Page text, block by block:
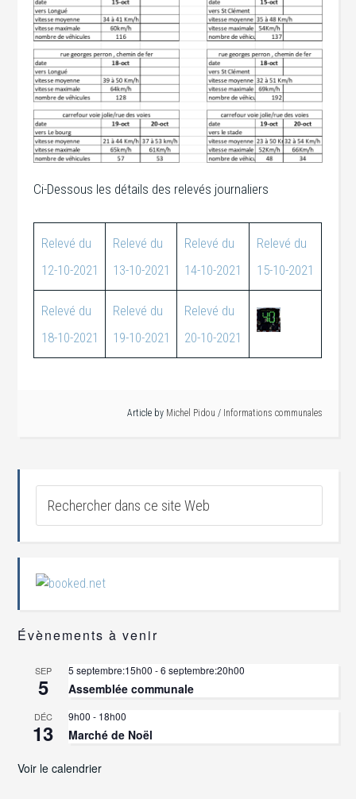
Ci-Dessous les détails des relevés journaliers
Relevé du
12-10-2021
Relevé du
1 3-10-2021
Relevé du
14-10-2021
Relevé du
15-10-2021
Relevé du
18-10-2021
Relevé du
19-10-2021
Relevé du
20-10-2021
Article by Michel Pidou / Informations communales
Évènements à venir
SEP
5
5 septembre:15h00 -6 septembre:20h00
Assemblée communale
DÉC
13
9h00 - 18h00
Marché de Noël
Voir le calendrier